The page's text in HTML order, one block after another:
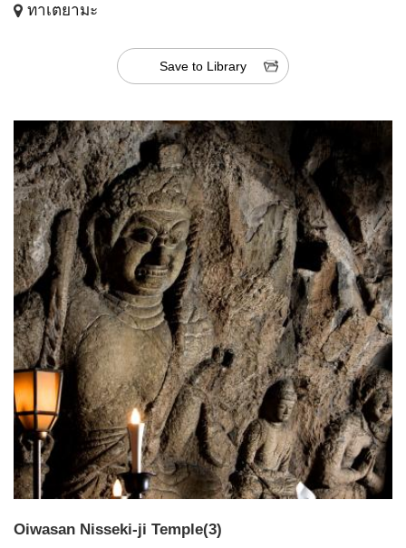
ทาเตยามะ
Save to Library
Oiwasan Nisseki-ji Temple(3)